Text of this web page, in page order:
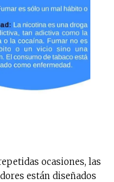
ocasiones, las
están diseñados